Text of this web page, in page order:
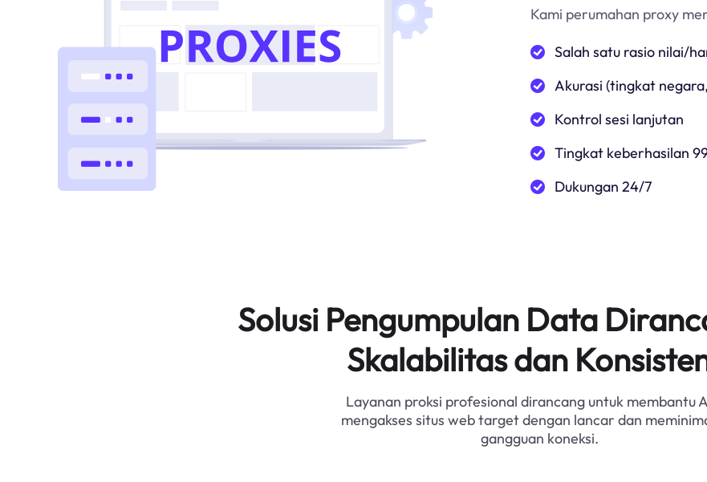
Kami perumahan proxy
Salah satu rasio nilai/
Akurasi (tingkat
Kontrol sesi lanjutan
Tingkat keberhasilan
Dukungan 24/7
Solusi Pengumpulan Data
Skalabilitas dan
Layanan proksi profesional dirancang untuk membantu
mengakses situs web target dengan lancar dan
gangguan koneksi.